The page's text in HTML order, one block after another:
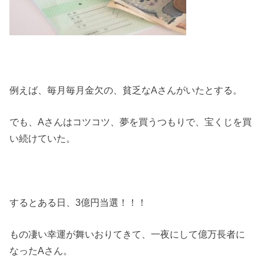
例えば、毎月毎月金欠の、貧乏なAさんがいたとする。
でも、Aさんはコツコツ、夢を買うつもりで、宝くじを買
い続けていた。
するとある日、3億円当選！！！
もの凄い幸運が舞いおりてきて、一夜にして億万長者に
なったAさん。